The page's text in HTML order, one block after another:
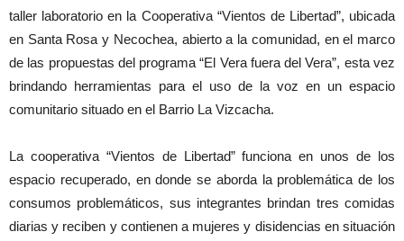
taller laboratorio en la Cooperativa “Vientos de Libertad”, ubicada
en Santa Rosa y Necochea, abierto a la comunidad, en el marco
de las propuestas del programa “El Vera fuera del Vera”, esta vez
brindando herramientas para el uso de la voz en un espacio
comunitario situado en el Barrio La Vizcacha.
La cooperativa “Vientos de Libertad” funciona en unos de los
espacio recuperado, en donde se aborda la problemática de los
consumos problemáticos, sus integrantes brindan tres comidas
diarias y reciben y contienen a mujeres y disidencias en situación